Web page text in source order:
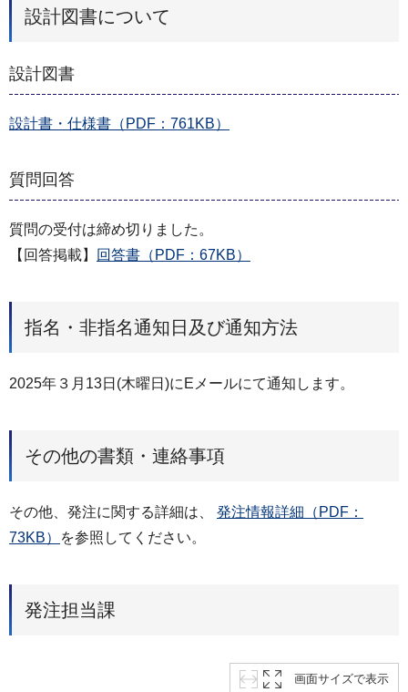
設計図書について
設計図書
設計書・仕様書（PDF：761KB）
質問回答
質問の受付は締め切りました。
【回答掲載】
回答書（PDF：67KB）
指名・非指名通知日及び通知方法
2025年３月13日(木曜日)にEメールにて通知します。
その他の書類・連絡事項
その他、発注に関する詳細は、 発注情報詳細（PDF：
73KB）
を参照してください。
発注担当課
画面サイズで表示